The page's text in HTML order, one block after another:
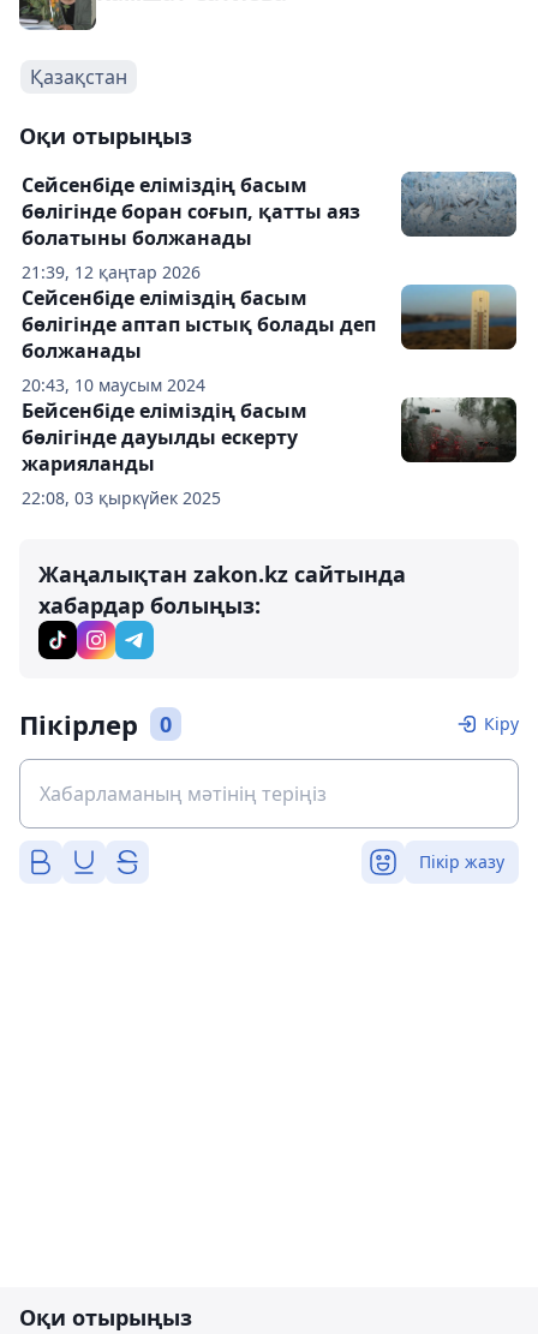
Қазақстан
Оқи отырыңыз
21:39, 12 қаңтар 2026
Сейсенбіде еліміздің басым
бөлігінде боран соғып, қатты аяз
болатыны болжанады
20:43, 10 маусым 2024
Сейсенбіде еліміздің басым
бөлігінде аптап ыстық болады деп
болжанады
22:08, 03 қыркүйек 2025
Бейсенбіде еліміздің басым
бөлігінде дауылды ескерту
жарияланды
Жаңалықтан zakon.kz сайтында
хабардар болыңыз:
Пікірлер 0 Кіру
Пікір жазу
Оқи отырыңыз